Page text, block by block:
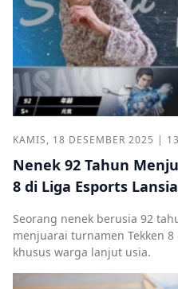
KAMIS, 18 DESEMBER 2025 |
Nenek 92 Tahun
8 di Liga Esports
Seorang nenek berusia 92
menjuarai turnamen Tekken
khusus warga lanjut usia.